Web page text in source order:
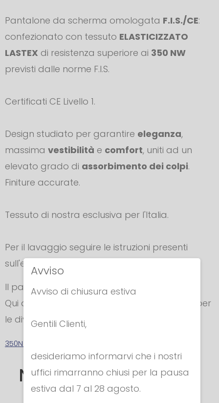
Pantalone da scherma omologata F.I.S./CE:
confezionato con tessuto ELASTICIZZATO
LASTEX di resistenza superiore ai 350 NW
previsti dalle norme F.I.S.
Certificati CE Livello 1.
Design studiato per garantire eleganza,
massima vestibilità e comfort, uniti ad un
elevato grado di assorbimento dei colpi.
Finiture accurate.
Tessuto di nostra esclusiva per l'Italia.
Per il lavaggio seguire le istruzioni presenti
sull'etichetta
Il pantalone è UNISEX.
Qui di seguito trova la nostra tabella taglie per
le divise.
350N - Tabella Misure
Nella stessa categoria
Avviso
Avviso di chiusura estiva
Gentili Clienti,
desideriamo informarvi che i nostri
uffici rimarranno chiusi per la pausa
estiva dal 7 al 28 agosto.